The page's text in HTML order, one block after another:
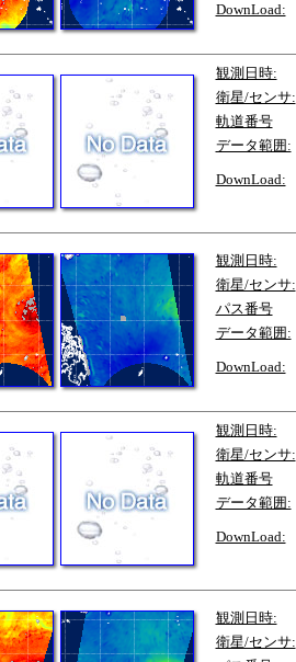
DownLoad:
観測日時:
衛星/センサ:
軌道番号
データ範囲:
DownLoad:
観測日時:
衛星/センサ:
パス番号
データ範囲:
DownLoad:
観測日時:
衛星/センサ:
軌道番号
データ範囲:
DownLoad:
観測日時:
衛星/センサ: